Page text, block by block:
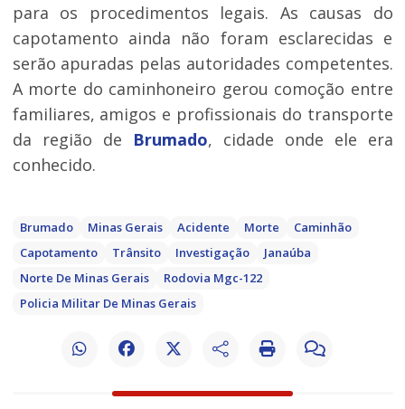
para os procedimentos legais. As causas do
capotamento ainda não foram esclarecidas e
serão apuradas pelas autoridades competentes.
A morte do caminhoneiro gerou comoção entre
familiares, amigos e profissionais do transporte
da região de
Brumado, cidade onde ele era
conhecido.
Brumado Minas Gerais Acidente Morte
Caminhão
Capotamento
Trânsito Investigação
Janaúba
Norte De Minas Gerais
Rodovia Mgc-122
Policia Militar De Minas Gerais